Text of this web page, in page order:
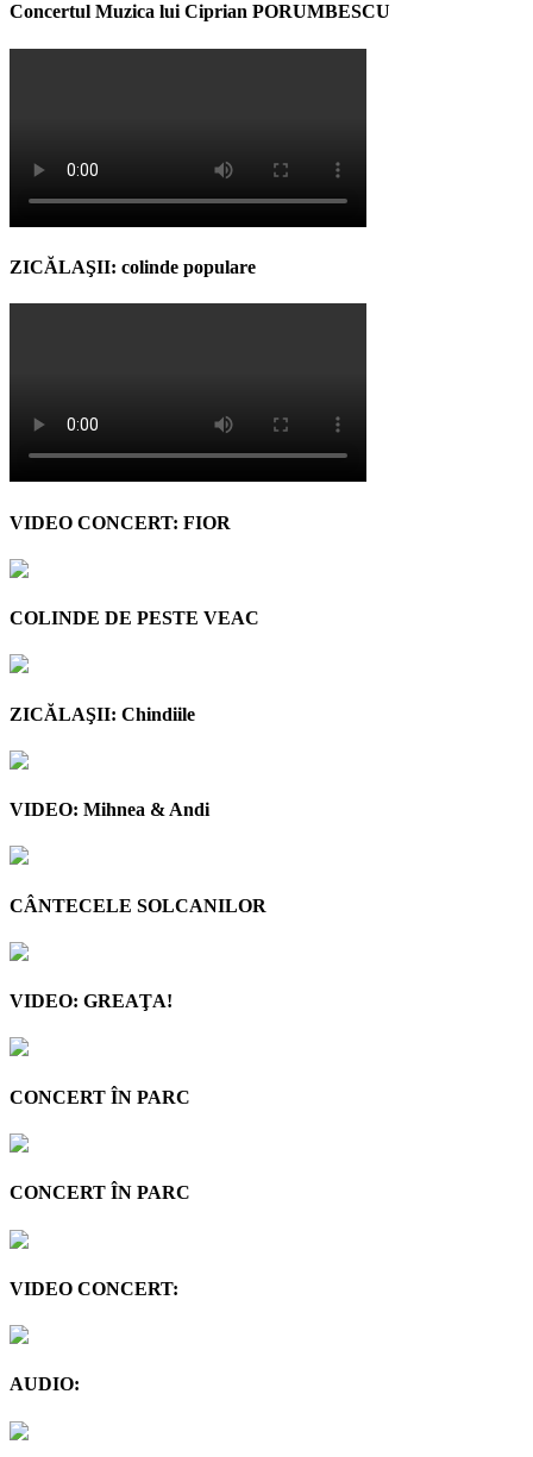
Concertul Muzica lui Ciprian PORUMBESCU
ZICĂLAŞII: colinde populare
VIDEO CONCERT: FIOR
COLINDE DE PESTE VEAC
ZICĂLAŞII: Chindiile
VIDEO: Mihnea & Andi
CÂNTECELE SOLCANILOR
VIDEO: GREAŢA!
CONCERT ÎN PARC
CONCERT ÎN PARC
VIDEO CONCERT:
AUDIO: